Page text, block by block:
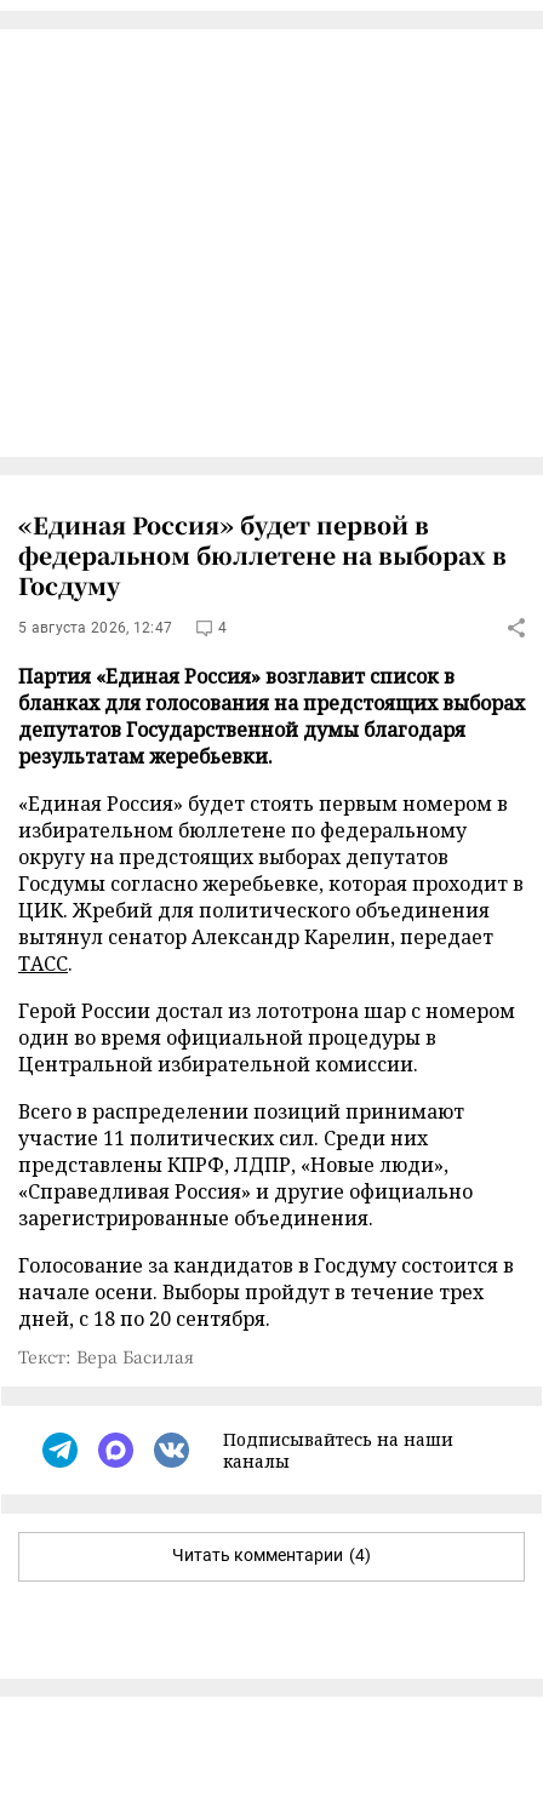
«Единая Россия» будет первой в
федеральном бюллетене на выборах в
Госдуму
5 августа 2026, 12:47 4
Партия «Единая Россия» возглавит список в
бланках для голосования на предстоящих выборах
депутатов Государственной думы благодаря
результатам жеребьевки.
«Единая Россия» будет стоять первым номером в
избирательном бюллетене по федеральному
округу на предстоящих выборах депутатов
Госдумы согласно жеребьевке, которая проходит в
ЦИК. Жребий для политического объединения
вытянул сенатор Александр Карелин, передает
ТАСС.
Герой России достал из лототрона шар с номером
один во время официальной процедуры в
Центральной избирательной комиссии.
Всего в распределении позиций принимают
участие 11 политических сил. Среди них
представлены КПРФ, ЛДПР, «Новые люди»,
«Справедливая Россия» и другие официально
зарегистрированные объединения.
Голосование за кандидатов в Госдуму состоится в
начале осени. Выборы пройдут в течение трех
дней, с 18 по 20 сентября.
Текст: Вера Басилая
Подписывайтесь на наши
каналы
Читать комментарии (4)